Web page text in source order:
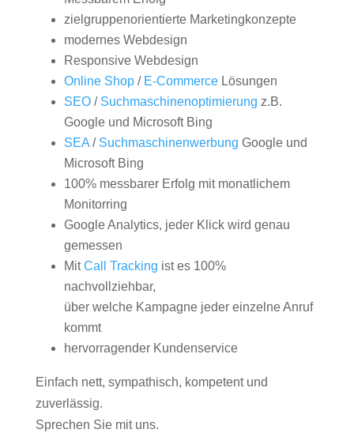
zielgruppenorientierte Marketingkonzepte
modernes Webdesign
Responsive Webdesign
Online Shop/ E-CommerceLösungen
SEO/ Suchmaschinenoptimierung z.B.
Google und Microsoft Bing
SEA/ Suchmaschinenwerbung Google und
Microsoft Bing
100% messbarer Erfolg mit monatlichem
Monitorring
Google Analytics, jeder Klick wird genau
gemessen
MitCall Tracking ist es 100%
nachvollziehbar,
über welche Kampagne jeder einzelne Anruf
kommt
hervorragender Kundenservice
Einfach nett, sympathisch, kompetent und
zuverlässig.
Sprechen Sie mit uns.